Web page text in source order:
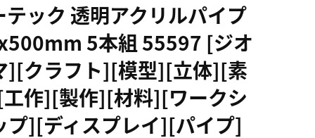
テック 透明アクリルパイプ
5本組 55597 [ジオ
][クラフト][模型][立体][素
作][製作][材料][ワークシ
プ][ディスプレイ][パイプ]